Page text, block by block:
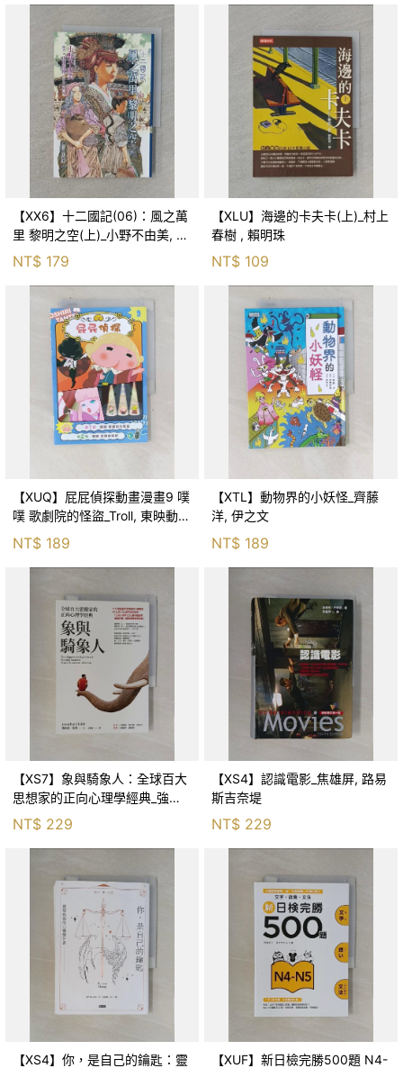
【XX6】十二國記(06)：風之萬
里 黎明之空(上)_小野不由美, 王
蘊潔
NT$ 179
【XLU】海邊的卡夫卡(上)_村上
春樹 , 賴明珠
NT$ 109
【XUQ】屁屁偵探動畫漫畫9 噗
噗 歌劇院的怪盜_Troll, 東映動畫
株式會社, 張東君
NT$ 189
【XTL】動物界的小妖怪_齊藤
洋, 伊之文
NT$ 189
【XS7】象與騎象人：全球百大
思想家的正向心理學經典_強納
森．海德, 李靜瑤
NT$ 229
【XS4】認識電影_焦雄屏, 路易
斯吉奈堤
NT$ 229
【XS4】你，是自己的鑰匙：靈
【XUF】新日檢完勝500題 N4-